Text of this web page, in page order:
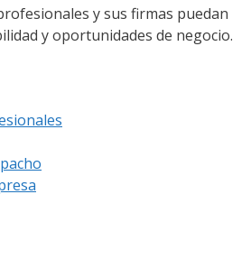
y sus firmas puedan
y oportunidades de negocio.